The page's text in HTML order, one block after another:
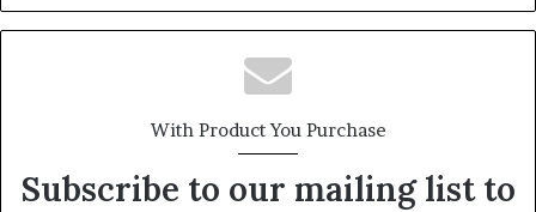
With Product You Purchase
Subscribe to our mailing list to